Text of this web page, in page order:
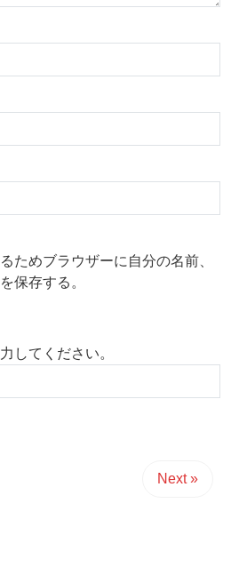
ためブラウザーに自分の名前、
保存する。
してください。
Next »